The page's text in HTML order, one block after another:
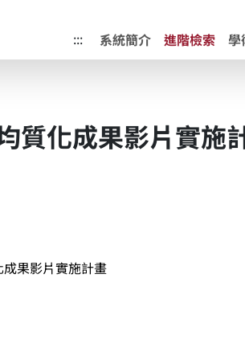
::: 系統簡介 進階檢索 學
質化成果影片實施
果影片實施計畫